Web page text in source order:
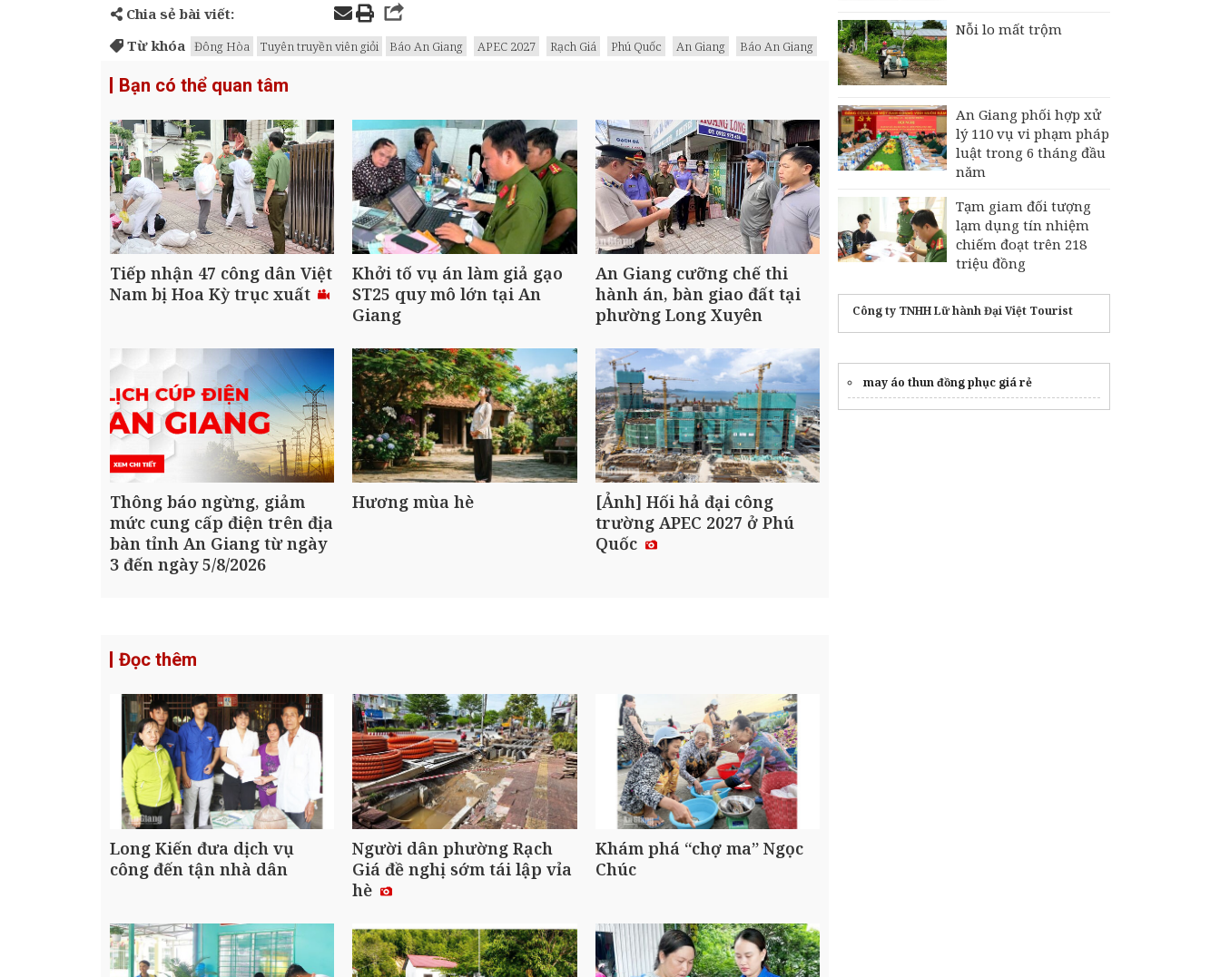
Chia sẻ bài viết:
Từ khóa
Đông Hòa Tuyên truyền viên giỏi Báo An Giang APEC 2027 Rạch Giá Phú Quốc An Giang Báo An Giang
Bạn có thể quan tâm
Tiếp nhận 47 công dân Việt
Nam bị Hoa Kỳ trục xuất
Khởi tố vụ án làm giả gạo
ST25 quy mô lớn tại An
Giang
An Giang cưỡng chế thi
hành án, bàn giao đất tại
phường Long Xuyên
Thông báo ngừng, giảm
mức cung cấp điện trên địa
bàn tỉnh An Giang từ ngày
3 đến ngày 5/8/2026
Hương mùa hè
[Ảnh] Hối hả đại công
trường APEC 2027 ở Phú
Quốc
Đọc thêm
Long Kiến đưa dịch vụ
công đến tận nhà dân
Người dân phường Rạch
Giá đề nghị sớm tái lập vỉa
hè
Khám phá “chợ ma” Ngọc
Chúc
Nỗi lo mất trộm
An Giang phối hợp xử
lý 110 vụ vi phạm pháp
luật trong 6 tháng đầu
năm
Tạm giam đối tượng
lạm dụng tín nhiệm
chiếm đoạt trên 218
triệu đồng
Công ty TNHH Lữ hành Đại Việt Tourist
may áo thun đồng phục giá rẻ